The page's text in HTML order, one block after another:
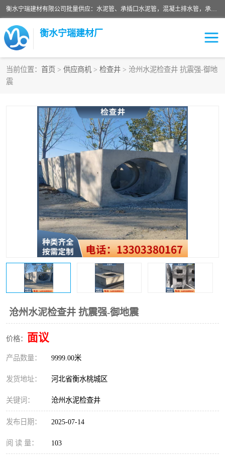
衡水宁瑞建材有限公司批量供应：水泥管、承插口水泥管，混凝土排水管，承插口水泥管，企口水泥管，钢承口水泥管，顶管，平口水泥管，水泥检查井，混凝土检查井，预制混凝土检查井，矩形检查井，圆形检查井等产品。
衡水宁瑞建材厂
当前位置： 首页 > 供应商机 > 检查井 > 沧州水泥检查井 抗震强-御地
震
沧州水泥检查井 抗震强-御地震
价格： 面议
产品数量： 9999.00米
发货地址： 河北省衡水桃城区
关键词： 沧州水泥检查井
发布日期： 2025-07-14
阅 读 量： 103
水泥检查井 水泥管
圆形检查井 矩形检查井
混凝土检查井 预制混凝土检查井
企口水泥管 钢承口水泥管